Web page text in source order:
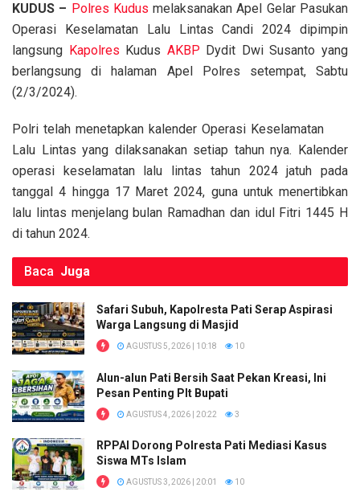
ce
b
o
o
k
tt
er
ail at
s
A
p
py
Li
n
ar
e
KUDUS – Polres Kudus melaksanakan Apel Gelar Pasukan
Operasi Keselamatan Lalu Lintas Candi 2024 dipimpin
langsung Kapolres Kudus AKBP Dydit Dwi Susanto yang
berlangsung di halaman Apel Polres setempat, Sabtu
(2/3/2024).
Polri telah menetapkan kalender Operasi Keselamatan
Lalu Lintas yang dilaksanakan setiap tahun nya. Kalender
operasi keselamatan lalu lintas tahun 2024 jatuh pada
tanggal 4 hingga 17 Maret 2024, guna untuk menertibkan
lalu lintas menjelang bulan Ramadhan dan idul Fitri 1445 H
di tahun 2024.
Baca Juga
Safari Subuh, Kapolresta Pati Serap Aspirasi
Warga Langsung di Masjid
AGUSTUS 5, 2026 | 10:18 10
Alun-alun Pati Bersih Saat Pekan Kreasi, Ini
Pesan Penting Plt Bupati
AGUSTUS 4, 2026 | 20:22 3
RPPAI Dorong Polresta Pati Mediasi Kasus
Siswa MTs Islam
AGUSTUS 3, 2026 | 20:01 10